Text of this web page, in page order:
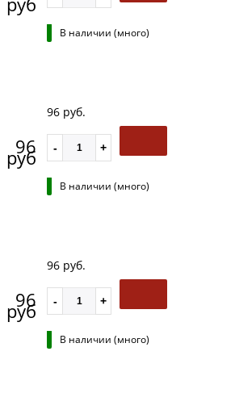
В наличии (много)
96
руб
96 руб.
В наличии (много)
96
руб
96 руб.
В наличии (много)